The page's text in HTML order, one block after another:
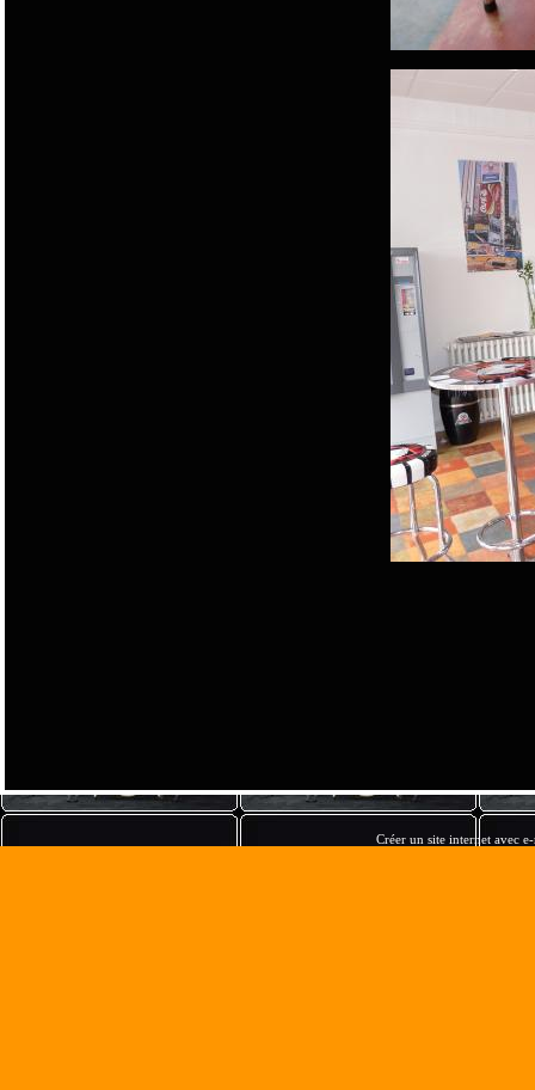
Créer un site internet avec